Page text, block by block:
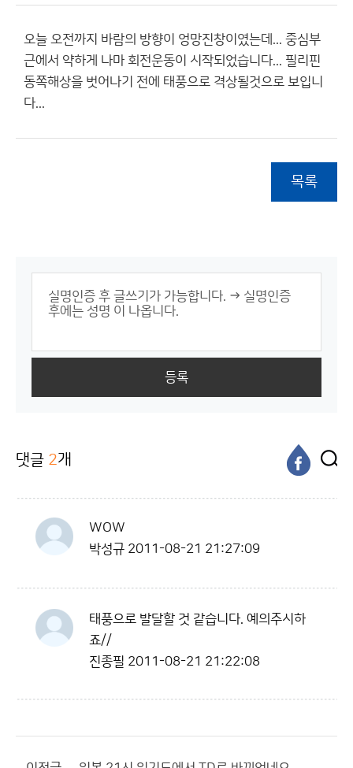
오늘 오전까지 바람의 방향이 엉망진창이였는데... 중심부
근에서 약하게 나마 회전운동이 시작되었습니다... 필리핀
동쪽해상을 벗어나기 전에 태풍으로 격상될것으로 보입니
다...
목록
등록
댓글 2개
WOW
박성규 2011-08-21 21:27:09
태풍으로 발달할 것 같습니다. 예의주시하
죠//
진종필 2011-08-21 21:22:08